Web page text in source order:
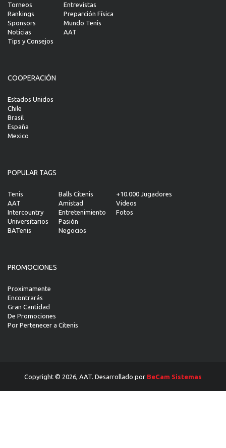
Torneos
Rankings
Sponsors
Noticias
Tips y Consejos
Entrevistas
Preparción Física
Mundo Tenis
AAT
COOPERACIÓN
Estados Unidos
Chile
Brasil
España
Mexico
POPULAR TAGS
Tenis
AAT
Intercountry
Universitarios
BATenis
Balls Citenis
Amistad
Entretenimiento
Pasión
Negocios
+10.000 Jugadores
Videos
Fotos
PROMOCIONES
Proximamente
Encontrarás
Gran Cantidad
De Promociones
Por Pertenecer a Citenis
Copyright © 2026, AAT. Desarrollado por BeCam Sistemas